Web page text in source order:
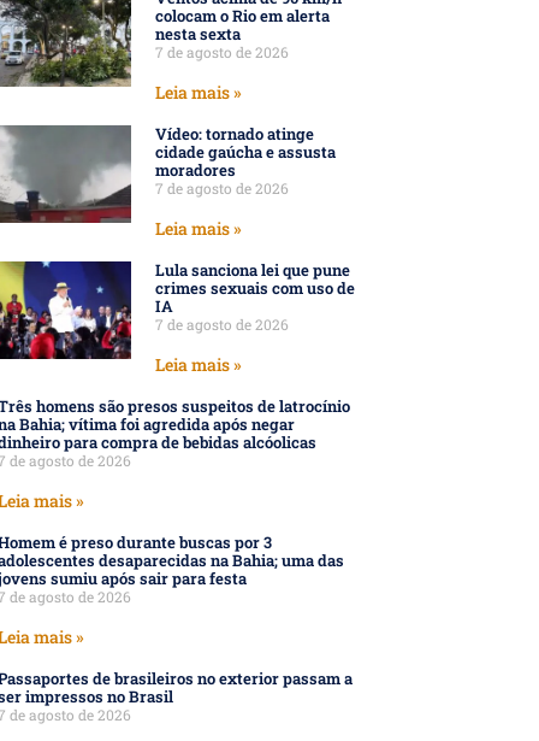
colocam o Rio em alerta
nesta sexta
7 de agosto de 2026
Leia mais »
Vídeo: tornado atinge
cidade gaúcha e assusta
moradores
7 de agosto de 2026
Leia mais »
Lula sanciona lei que pune
crimes sexuais com uso de
IA
7 de agosto de 2026
Leia mais »
homens são presos suspeitos de latrocínio
Bahia; vítima foi agredida após negar
para compra de bebidas alcóolicas
de agosto de 2026
mais »
é preso durante buscas por 3
desaparecidas na Bahia; uma das
sumiu após sair para festa
de agosto de 2026
mais »
de brasileiros no exterior passam a
impressos no Brasil
de agosto de 2026